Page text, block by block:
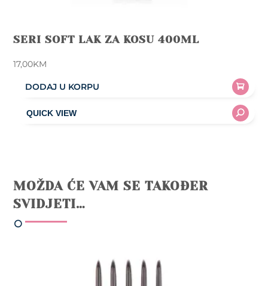
SERI SOFT LAK ZA KOSU 400ML
17,00KM
DODAJ U KORPU
MOŽDA ĆE VAM SE TAKOĐER
SVIDJETI…